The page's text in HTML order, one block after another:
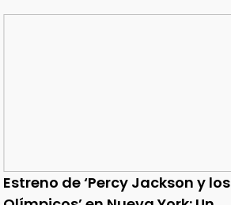
Estreno de ‘Percy Jackson y los